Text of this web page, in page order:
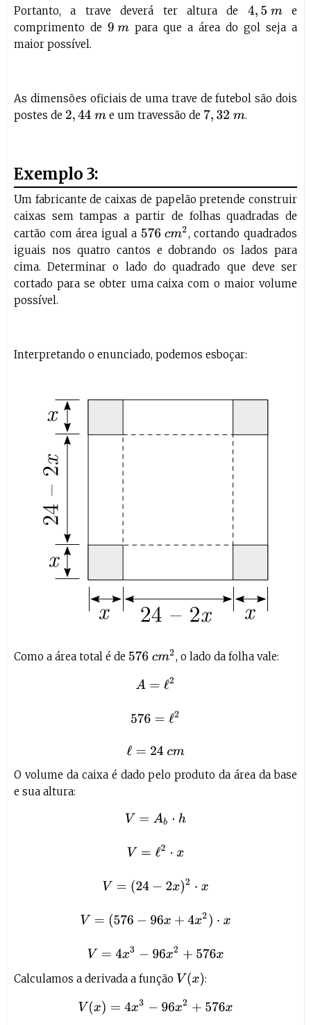
Portanto, a trave deverá ter altura de 4,5 m e
comprimento de 9 m para que a área do gol seja a
maior possível.
As dimensões oficiais de uma trave de futebol são dois
postes de 2,44 m e um travessão de 7,32 m .
Exemplo 3:
Um fabricante de caixas de papelão pretende construir
caixas sem tampas a partir de folhas quadradas de
cartão com área igual a 576 cm2 , cortando quadrados
iguais nos quatro cantos e dobrando os lados para
cima. Determinar o lado do quadrado que deve ser
cortado para se obter uma caixa com o maior volume
possível.
Interpretando o enunciado, podemos esboçar:
Como a área total é de 576 cm2 , o lado da folha vale:
576 =ℓ2 ℓ
O volume da caixa é dado pelo produto da área da base
e sua altura:
−2 x)2 ⋅x V = (576
Calculamos a derivada a função V(x) :
=4x3− 96x2+576x V′=12x2 −192x+